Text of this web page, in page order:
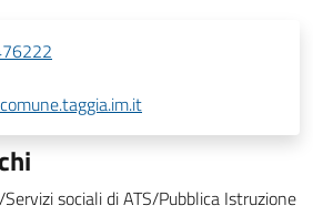
sociali di ATS/Pubblica Istruzione